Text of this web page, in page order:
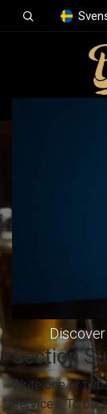
Section
Write one or
services. To be